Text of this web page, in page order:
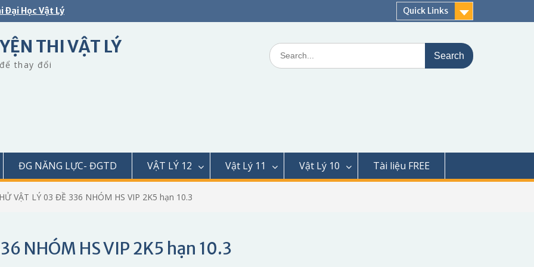
Đại Học Vật Lý Quick Links
THI VẬT LÝ
thay đổi
Search
for:
ĐG NĂNG LỰC- ĐGTD VẬT LÝ 12 Vật Lý 11 Vật Lý 10 Tài liệu FREE
VẬT LÝ 03 ĐỀ 336 NHÓM HS VIP 2K5 hạn 10.3
NHÓM HS VIP 2K5 hạn 10.3